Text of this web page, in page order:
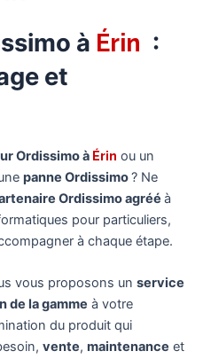
à Érin :
et
Ordissimo à Érin ou un
panne Ordissimo? Ne
Ordissimo agréé à
pour particuliers,
à chaque étape.
vous proposons un service
de la gamme à votre
du produit qui
vente, maintenance et